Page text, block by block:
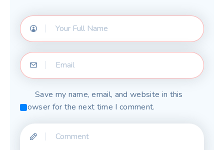
Save my name, email, and website in this
browser for the next time I comment.